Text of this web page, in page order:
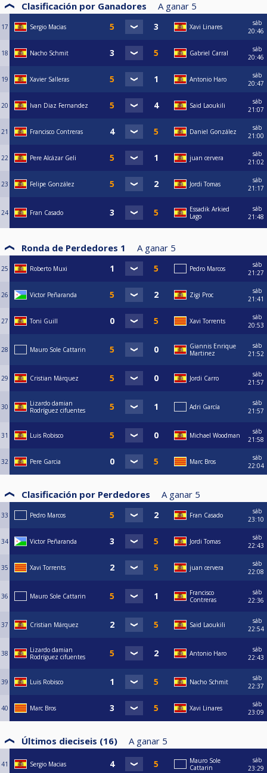
Clasificación por Ganadores A ganar 5
17 Sergio Macias Xavi Linares
sáb
20:46
18 Nacho Schmit Gabriel Carral
sáb
20:46
19 Xavier Salleras Antonio Haro
sáb
20:47
20 Ivan Diaz Fernandez Said Laoukili
sáb
21:07
21 Francisco Contreras Daniel González
sáb
21:00
22 Pere Alcázar Geli juan cervera
sáb
21:02
23 Felipe González Jordi Tomas
sáb
21:17
24 Fran Casado
Essadik Arkied
Lago
sáb
21:48
Ronda de Perdedores 1 A ganar 5
25 Roberto Muxi Pedro Marcos
sáb
21:27
26 Victor Peñaranda Zigi Proc
sáb
21:41
27 Toni Guill Xavi Torrents
sáb
20:53
28 Mauro Sole Cattarin
Giannis Enrique
Martinez
sáb
21:52
29 Cristian Márquez Jordi Carro
sáb
21:57
30
Lizardo damian
Rodríguez cifuentes
Adri García
sáb
21:57
31 Luis Robisco Michael Woodman
sáb
21:58
32 Pere Garcia Marc Bros
sáb
22:04
Clasificación por Perdedores A ganar 5
33 Pedro Marcos Fran Casado
sáb
23:10
34 Victor Peñaranda Jordi Tomas
sáb
22:43
35 Xavi Torrents juan cervera
sáb
22:08
36 Mauro Sole Cattarin
Francisco
Contreras
sáb
22:36
37 Cristian Márquez Said Laoukili
sáb
22:54
38
Lizardo damian
Rodríguez cifuentes
Antonio Haro
sáb
22:43
39 Luis Robisco Nacho Schmit
sáb
22:37
40 Marc Bros Xavi Linares
sáb
23:09
Últimos dieciseis (16) A ganar 5
41 Sergio Macias
Mauro Sole
Cattarin
sáb
23:29